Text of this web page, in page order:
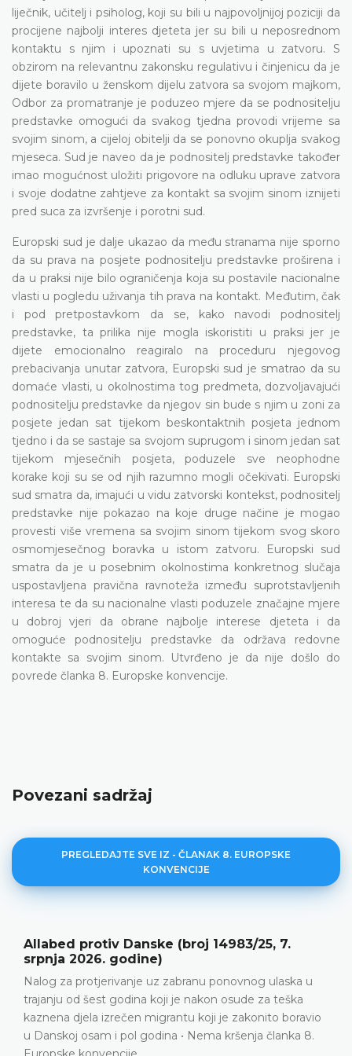
liječnik, učitelj i psiholog, koji su bili u najpovoljnijoj poziciji da
procijene najbolji interes djeteta jer su bili u neposrednom
kontaktu s njim i upoznati su s uvjetima u zatvoru. S
obzirom na relevantnu zakonsku regulativu i činjenicu da je
dijete boravilo u ženskom dijelu zatvora sa svojom majkom,
Odbor za promatranje je poduzeo mjere da se podnositelju
predstavke omogući da svakog tjedna provodi vrijeme sa
svojim sinom, a cijeloj obitelji da se ponovno okuplja svakog
mjeseca. Sud je naveo da je podnositelj predstavke također
imao mogućnost uložiti prigovore na odluku uprave zatvora
i svoje dodatne zahtjeve za kontakt sa svojim sinom iznijeti
pred suca za izvršenje i porotni sud.
Europski sud je dalje ukazao da među stranama nije sporno
da su prava na posjete podnositelju predstavke proširena i
da u praksi nije bilo ograničenja koja su postavile nacionalne
vlasti u pogledu uživanja tih prava na kontakt. Međutim, čak
i pod pretpostavkom da se, kako navodi podnositelj
predstavke, ta prilika nije mogla iskoristiti u praksi jer je
dijete emocionalno reagiralo na proceduru njegovog
prebacivanja unutar zatvora, Europski sud je smatrao da su
domaće vlasti, u okolnostima tog predmeta, dozvoljavajući
podnositelju predstavke da njegov sin bude s njim u zoni za
posjete jedan sat tijekom beskontaktnih posjeta jednom
tjedno i da se sastaje sa svojom suprugom i sinom jedan sat
tijekom mjesečnih posjeta, poduzele sve neophodne
korake koji su se od njih razumno mogli očekivati. Europski
sud smatra da, imajući u vidu zatvorski kontekst, podnositelj
predstavke nije pokazao na koje druge načine je mogao
provesti više vremena sa svojim sinom tijekom svog skoro
osmomjesečnog boravka u istom zatvoru. Europski sud
smatra da je u posebnim okolnostima konkretnog slučaja
uspostavljena pravična ravnoteža između suprotstavljenih
interesa te da su nacionalne vlasti poduzele značajne mjere
u dobroj vjeri da obrane najbolje interese djeteta i da
omoguće podnositelju predstavke da održava redovne
kontakte sa svojim sinom. Utvrđeno je da nije došlo do
povrede članka 8. Europske konvencije.
Povezani sadržaj
PREGLEDAJTE SVE IZ - ČLANAK 8. EUROPSKE
KONVENCIJE
(broj 14983/25, 7.
ponovnog ulaska u
je nakon osude za teška
koji je zakonito boravio
• Nema kršenja članka 8.
Y protiv Srbije (broj
Obiteljski život •
između podnositeljice
nakon što ga je
Odbijanje